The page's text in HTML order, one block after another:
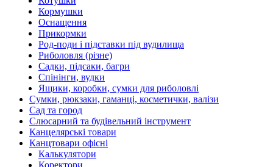
Кормушки
Оснащення
Прикормки
Род-поди і підставки під вудилища
Риболовля (різне)
Садки, підсаки, багри
Спінінги, вудки
Ящики, коробки, сумки для риболовлі
Сумки, рюкзаки, гаманці, косметички, валізи
Сад та город
Слюсарний та будівельний інструмент
Канцелярські товари
Канцтовари офісні
Калькулятори
Коректори